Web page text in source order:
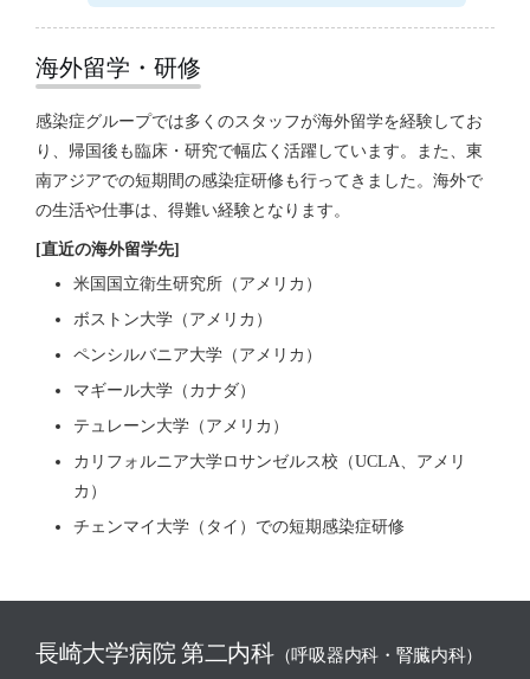
海外留学・研修
感染症グループでは多くのスタッフが海外留学を経験してお
り、帰国後も臨床・研究で幅広く活躍しています。また、東
南アジアでの短期間の感染症研修も行ってきました。海外で
の生活や仕事は、得難い経験となります。
[直近の海外留学先]
米国国立衛生研究所（アメリカ）
ボストン大学（アメリカ）
ペンシルバニア大学（アメリカ）
マギール大学（カナダ）
テュレーン大学（アメリカ）
カリフォルニア大学ロサンゼルス校（UCLA、アメリ
カ）
チェンマイ大学（タイ）での短期感染症研修
長崎大学病院 第二内科（呼吸器内科・腎臓内科）